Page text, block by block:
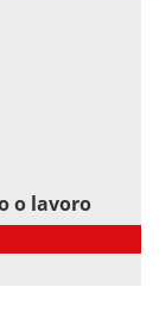
o lavoro